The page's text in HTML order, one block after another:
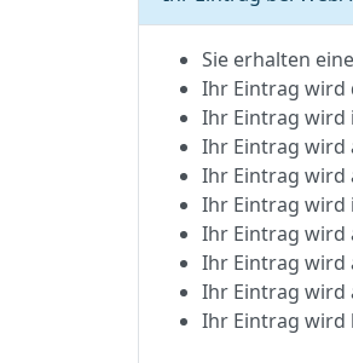
Sie erhalten
Ihr Eintrag wird
Ihr Eintrag wird
Ihr Eintrag wird
Ihr Eintrag wird
Ihr Eintrag wird
Ihr Eintrag wird
Ihr Eintrag wird
Ihr Eintrag wird
Ihr Eintrag wird